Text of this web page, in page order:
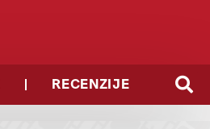
RECENZIJE